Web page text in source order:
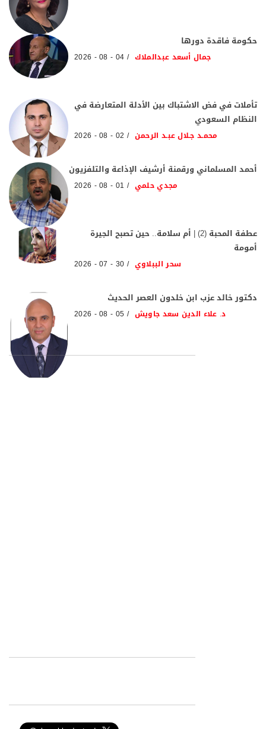
حكومة فاقدة دورها
جمال أسعد عبدالملاك 04 - 08 - 2026
تأملات في فض الاشتباك بين الأدلة المتعارضة في
النظام السعودي
محمـد جـلال عبـد الرحمن 02 - 08 - 2026
أحمد المسلماني ورقمنة أرشيف الإذاعة والتلفزيون
مجدي حلمي 01 - 08 - 2026
عطفة المحبة (2) | أم سلامة.. حين تصبح الجيرة
أمومة
سحر الببلاوي 30 - 07 - 2026
دكتور خالد عزب ابن خلدون العصر الحديث
د. علاء الدين سعد جاويش 05 - 08 - 2026